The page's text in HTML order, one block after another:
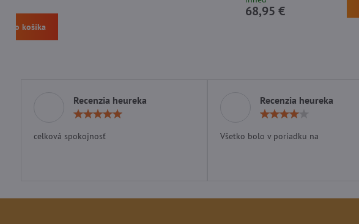
do košíka
68,95 €
Recenzia heureka
celková spokojnosť
Recenzia heureka
Všetko bolo v poriadku na